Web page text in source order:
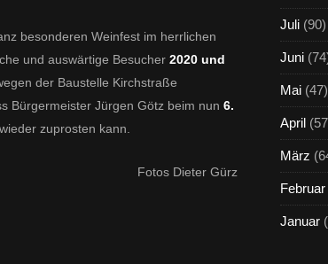
besonderen Weinfest im herrlichen
und auswärtige Besucher 2020 und
der Baustelle Kirchstraße
Bürgermeister Jürgen Götz beim nun 6.
zuprosten kann.
Fotos Dieter Gürz
Juli (90)
Juni
Mai (47)
April
März
Februar
Januar